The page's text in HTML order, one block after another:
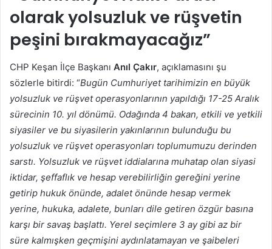
olarak yolsuzluk ve rüşvetin
peşini bırakmayacağız”
CHP Keşan İlçe Başkanı Anıl Çakır, açıklamasını şu
sözlerle bitirdi: “Bugün Cumhuriyet tarihimizin en büyük
yolsuzluk ve rüşvet operasyonlarının yapıldığı 17-25 Aralık
sürecinin 10. yıl dönümü. Odağında 4 bakan, etkili ve yetkili
siyasiler ve bu siyasilerin yakınlarının bulunduğu bu
yolsuzluk ve rüşvet operasyonları toplumumuzu derinden
sarstı. Yolsuzluk ve rüşvet iddialarına muhatap olan siyasi
iktidar, şeffaflık ve hesap verebilirliğin gereğini yerine
getirip hukuk önünde, adalet önünde hesap vermek
yerine, hukuka, adalete, bunları dile getiren özgür basına
karşı bir savaş başlattı. Yerel seçimlere 3 ay gibi az bir
süre kalmışken geçmişini aydınlatamayan ve şaibeleri